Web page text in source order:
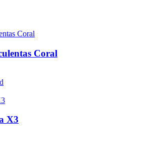
Coral
X3